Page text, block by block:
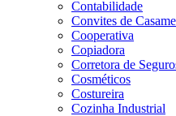
Contabilidade
Convites de
Cooperativa
Copiadora
Corretora de
Cosméticos
Costureira
Cozinha Industrial